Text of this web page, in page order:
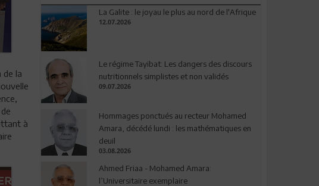
de la
à
La Galite : le joyau le plus au nord de l'Afrique
12.07.2026
Le régime Tayibat: Les dangers des discours
nutritionnels simplistes et non validés
09.07.2026
Hommages ponctués au recteur Mohamed
Amara, décédé lundi : les mathématiques en
deuil
03.08.2026
Ahmed Friaa - Mohamed Amara:
l’Universitaire exemplaire